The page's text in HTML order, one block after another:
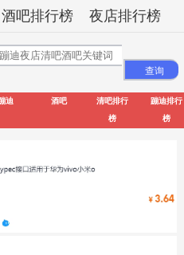
酒吧排行榜 夜店排行榜
迪 酒吧
清吧排行
榜
蹦迪排行
榜